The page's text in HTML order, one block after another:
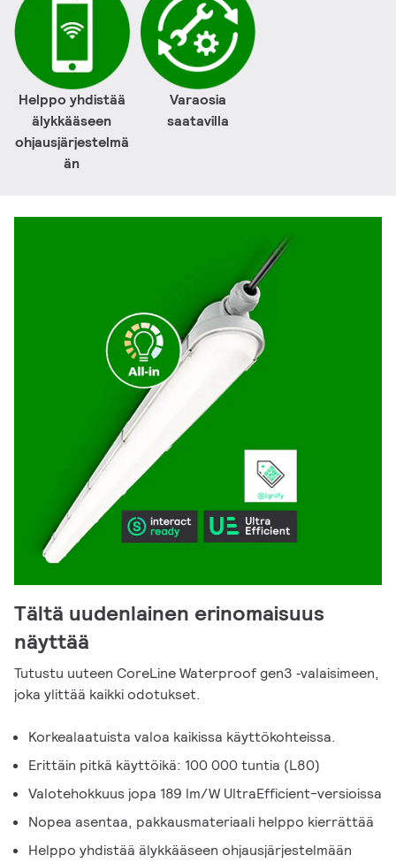
Helppo yhdistää
älykkääseen
ohjausjärjestelmä
än
Varaosia
saatavilla
Tältä uudenlainen erinomaisuus
näyttää
Tutustu uuteen CoreLine Waterproof gen3 ‑valaisimeen,
joka ylittää kaikki odotukset.
Korkealaatuista valoa kaikissa käyttökohteissa.
Erittäin pitkä käyttöikä: 100 000 tuntia (L80)
Valotehokkuus jopa 189 lm/W UltraEfficient-versioissa
Nopea asentaa, pakkausmateriaali helppo kierrättää
Helppo yhdistää älykkääseen ohjausjärjestelmään